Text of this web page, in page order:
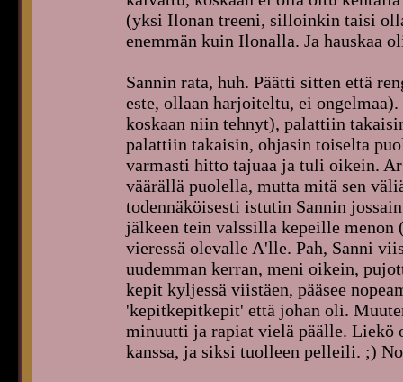
(yksi Ilonan treeni, silloinkin taisi
enemmän kuin Ilonalla. Ja hauskaa
Sannin rata, huh. Päätti sitten että
este, ollaan harjoiteltu, ei
koskaan niin tehnyt), palattiin
palattiin takaisin, ohjasin toiselta
varmasti hitto tajuaa ja tuli oikein.
väärällä puolella, mutta mitä sen
todennäköisesti istutin Sannin
jälkeen tein valssilla kepeille menon
vieressä olevalle A'lle. Pah, Sanni
uudemman kerran, meni oikein,
kepit kyljessä viistäen, pääsee
'kepitkepitkepit' että johan oli.
minuutti ja rapiat vielä päälle. Liekö
kanssa, ja siksi tuolleen pelleili. ;)